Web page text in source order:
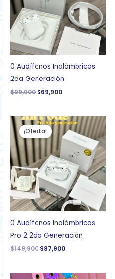
0 Audífonos Inalámbricos
2da Generación
$99,900 $69,900
¡Oferta!
0 Audífonos Inalámbricos
Pro 2 2da Generación
$149,900
El
precio
original
$149,900.
$87,900
El
precio
actual
es:
$87,900.